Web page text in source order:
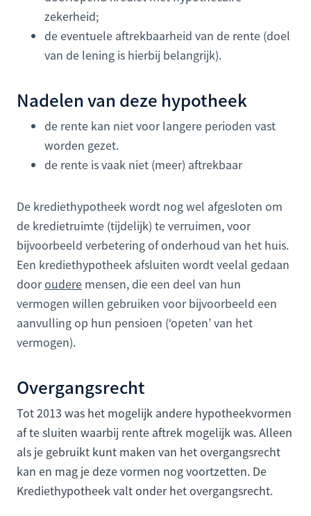
zekerheid;
de eventuele aftrekbaarheid van de rente (doel
van de lening is hierbij belangrijk).
Nadelen van deze hypotheek
de rente kan niet voor langere perioden vast
worden gezet.
de rente is vaak niet (meer) aftrekbaar
De krediethypotheek wordt nog wel afgesloten om
de kredietruimte (tijdelijk) te verruimen, voor
bijvoorbeeld verbetering of onderhoud van het huis.
Een krediethypotheek afsluiten wordt veelal gedaan
dooroudere mensen, die een deel van hun
vermogen willen gebruiken voor bijvoorbeeld een
aanvulling op hun pensioen (‘opeten’ van het
vermogen).
Overgangsrecht
Tot 2013 was het mogelijk andere hypotheekvormen
af te sluiten waarbij rente aftrek mogelijk was. Alleen
als je gebruikt kunt maken van het overgangsrecht
kan en mag je deze vormen nog voortzetten. De
Krediethypotheek valt onder het overgangsrecht.